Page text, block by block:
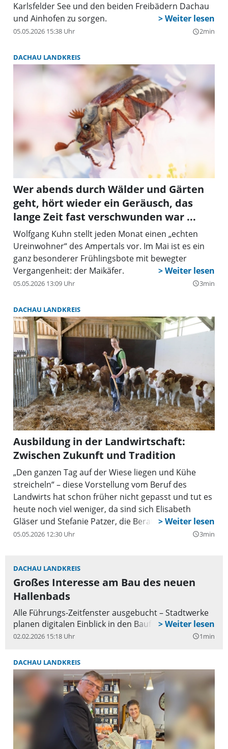
Karlsfelder See und den beiden Freibädern Dachau
und Ainhofen zu sorgen.
05.05.2026 15:38 Uhr query_builder2min
DACHAU LANDKREIS
Wer abends durch Wälder und Gärten
geht, hört wieder ein Geräusch, das
lange Zeit fast verschwunden war ...
Wolfgang Kuhn stellt jeden Monat einen „echten
Ureinwohner“ des Ampertals vor. Im Mai ist es ein
ganz besonderer Frühlingsbote mit bewegter
Vergangenheit: der Maikäfer.
05.05.2026 13:09 Uhr query_builder3min
DACHAU LANDKREIS
Ausbildung in der Landwirtschaft:
Zwischen Zukunft und Tradition
„Den ganzen Tag auf der Wiese liegen und Kühe
streicheln“ – diese Vorstellung vom Beruf des
Landwirts hat schon früher nicht gepasst und tut es
heute noch viel weniger, da sind sich Elisabeth
Gläser und Stefanie Patzer, die Beraterinnen für
Bildungsfragen am Amt für Ernährung,
körperliche Fitness, technisches Verständnis,
Verantwortungsbewusstsein und Selbstständigkeit
gefragt. Doch trotz wetterabhängiger und körperlich
anstrengender Arbeit halten sich die
Ausbildungszahlen im Beruf Landwirt/-in stabil.
Allein in Oberbayern haben im letzten Jahr 370
05.05.2026 12:30 Uhr query_builder3min
DACHAU LANDKREIS
Großes Interesse am Bau des neuen
Hallenbads
Alle Führungs-Zeitfenster ausgebucht – Stadtwerke
planen digitalen Einblick in den Baufortschritt.
02.02.2026 15:18 Uhr query_builder1min
DACHAU LANDKREIS